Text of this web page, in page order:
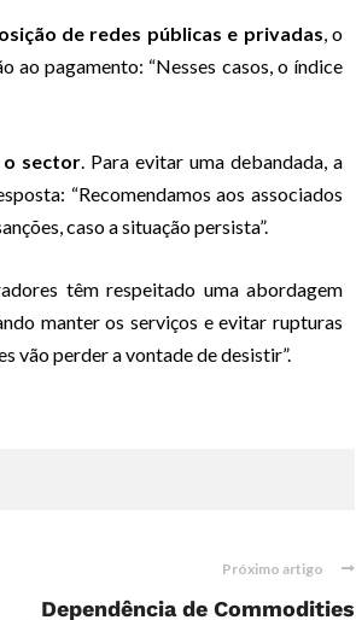
de redes públicas e privadas, o
ao pagamento: “Nesses casos, o índice
o sector. Para evitar uma debandada, a
“Recomendamos aos associados
caso a situação persista”.
têm respeitado uma abordagem
manter os serviços e evitar rupturas
vão perder a vontade de desistir”.
Próximo artigo
Dependência de Commodities